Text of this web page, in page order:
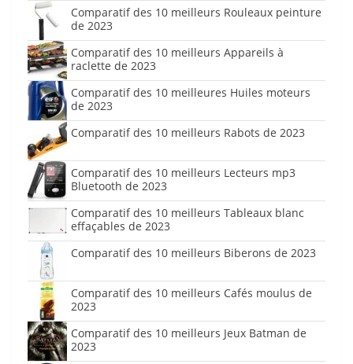
Comparatif des 10 meilleurs Rouleaux peinture
de 2023
Comparatif des 10 meilleurs Appareils à
raclette de 2023
Comparatif des 10 meilleures Huiles moteurs
de 2023
Comparatif des 10 meilleurs Rabots de 2023
Comparatif des 10 meilleurs Lecteurs mp3
Bluetooth de 2023
Comparatif des 10 meilleurs Tableaux blanc
effaçables de 2023
Comparatif des 10 meilleurs Biberons de 2023
Comparatif des 10 meilleurs Cafés moulus de
2023
Comparatif des 10 meilleurs Jeux Batman de
2023